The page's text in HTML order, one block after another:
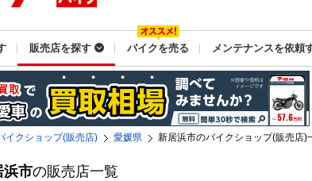
販売店を探す バイクを売る メンテナンスを依頼
イクショップ(販売店) 愛媛県 新居浜市のバイクショップ(販売店)
浜市の販売店一覧